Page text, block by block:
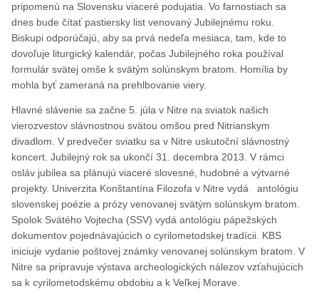
pripomenú na Slovensku viaceré podujatia. Vo farnostiach sa
dnes bude čítať pastiersky list venovaný Jubilejnému roku.
Biskupi odporúčajú, aby sa prvá nedeľa mesiaca, tam, kde to
dovoľuje liturgický kalendár, počas Jubilejného roka používal
formulár svätej omše k svätým solúnskym bratom. Homília by
mohla byť zameraná na prehlbovanie viery.
Hlavné slávenie sa začne 5. júla v Nitre na sviatok našich
vierozvestov slávnostnou svätou omšou pred Nitrianskym
divadlom. V predvečer sviatku sa v Nitre uskutoční slávnostný
koncert. Jubilejný rok sa ukončí 31. decembra 2013. V rámci
osláv jubilea sa plánujú viaceré slovesné, hudobné a výtvarné
projekty. Univerzita Konštantína Filozofa v Nitre vydá antológiu
slovenskej poézie a prózy venovanej svätým solúnskym bratom.
Spolok Svätého Vojtecha (SSV) vydá antológiu pápežských
dokumentov pojednávajúcich o cyrilometodskej tradícii. KBS
iniciuje vydanie poštovej známky venovanej solúnskym bratom. V
Nitre sa pripravuje výstava archeologických nálezov vzťahujúcich
sa k cyrilometodskému obdobiu a k Veľkej Morave.